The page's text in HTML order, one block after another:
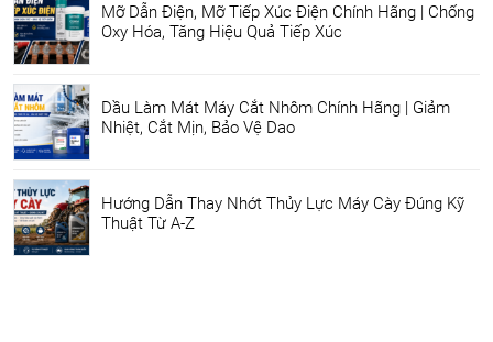
Mỡ Dẫn Điện, Mỡ Tiếp Xúc Điện Chính Hãng | Chống
Oxy Hóa, Tăng Hiệu Quả Tiếp Xúc
Dầu Làm Mát Máy Cắt Nhôm Chính Hãng | Giảm
Nhiệt, Cắt Mịn, Bảo Vệ Dao
Hướng Dẫn Thay Nhớt Thủy Lực Máy Cày Đúng Kỹ
Thuật Từ A-Z